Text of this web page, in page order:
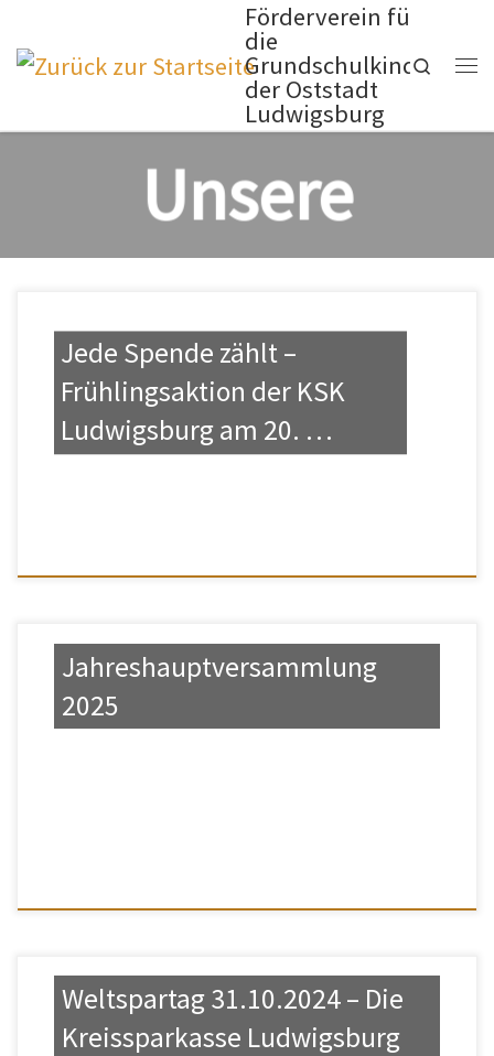
Förderverein für
die
Grundschulkinder
der Oststadt
Ludwigsburg
Search
Unsere
ZU DEN AKTIVITÄTEN >>
Mitmachen
Wer sich engagieren und
mitmachen will, ist herzlich
Jede Spende zählt –
Frühlingsaktion der KSK
Ludwigsburg am 20. …
Jahreshauptversammlung
2025
Weltspartag 31.10.2024 – Die
Kreissparkasse Ludwigsburg